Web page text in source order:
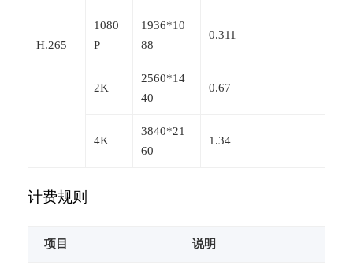
H.265
1080
P
1936*10
88
0.311
2K
2560*14
40
0.67
4K
3840*21
60
1.34
计费规则
项目 说明